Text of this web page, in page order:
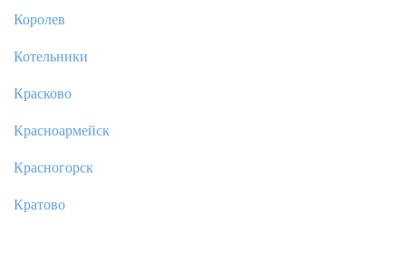
Королев
Котельники
Красково
Красноармейск
Красногорск
Кратово